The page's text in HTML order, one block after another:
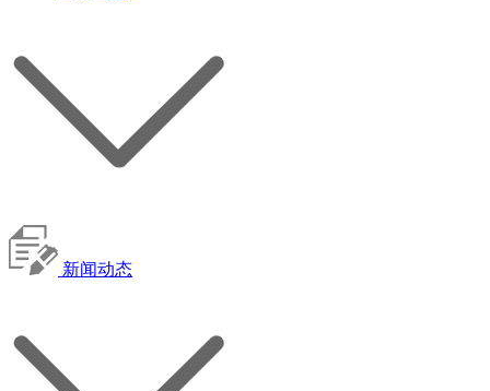
新闻动态